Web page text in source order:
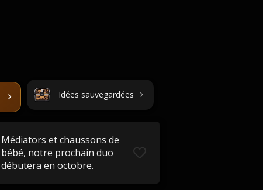
Idées sauvegardées
Médiators et chaussons de
bébé, notre prochain duo
débutera en octobre.